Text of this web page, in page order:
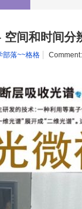
空间和时间分
部落~~格格 Comment: